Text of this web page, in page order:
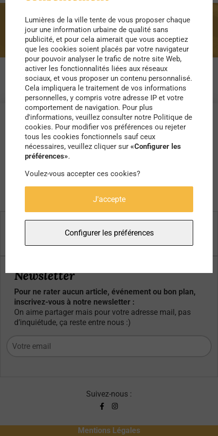
culturel
Newsletter
Pour ne rater aucun article, événement ou bon plan,
inscrivez-vous à notre newsletter :
On aime partager mais pour votre adresse mail, pas
d’inquiétude, ça reste entre nous :)
Suivez-nous :
Mentions Légales
Lumières de la ville tente de vous proposer chaque
jour une information urbaine de qualité sans
publicité, et pour cela aimerait que vous acceptiez
que les cookies soient placés par votre navigateur
pour pouvoir analyser le trafic de notre site Web,
activer les fonctionnalités liées aux réseaux
sociaux, et vous proposer un contenu personnalisé.
Cela impliquera le traitement de vos informations
personnelles, y compris votre adresse IP et votre
comportement de navigation. Pour plus
d'informations, veuillez consulter notre Politique de
cookies. Pour modifier vos préférences ou rejeter
tous les cookies fonctionnels sauf ceux
nécessaires, veuillez cliquer sur«Configurer les
préférences».
Voulez-vous accepter ces cookies?
J'accepte
Configurer les préférences